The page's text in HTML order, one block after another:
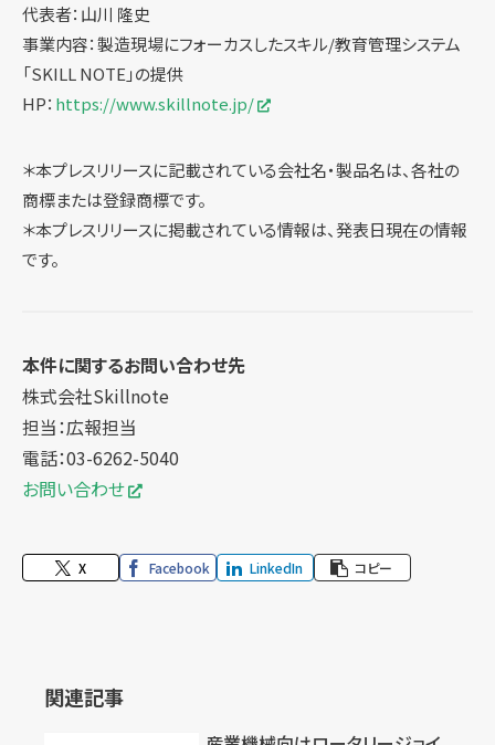
代表者：山川 隆史
事業内容：製造現場にフォーカスしたスキル/教育管理システム
「SKILL NOTE」の提供
HP： https://www.skillnote.jp/
＊本プレスリリースに記載されている会社名・製品名は、各社の
商標または登録商標です。
＊本プレスリリースに掲載されている情報は、発表日現在の情報
です。
本件に関するお問い合わせ先
株式会社Skillnote
担当：広報担当
電話：03-6262-5040
お問い合わせ
X Facebook LinkedIn コピー
関連記事